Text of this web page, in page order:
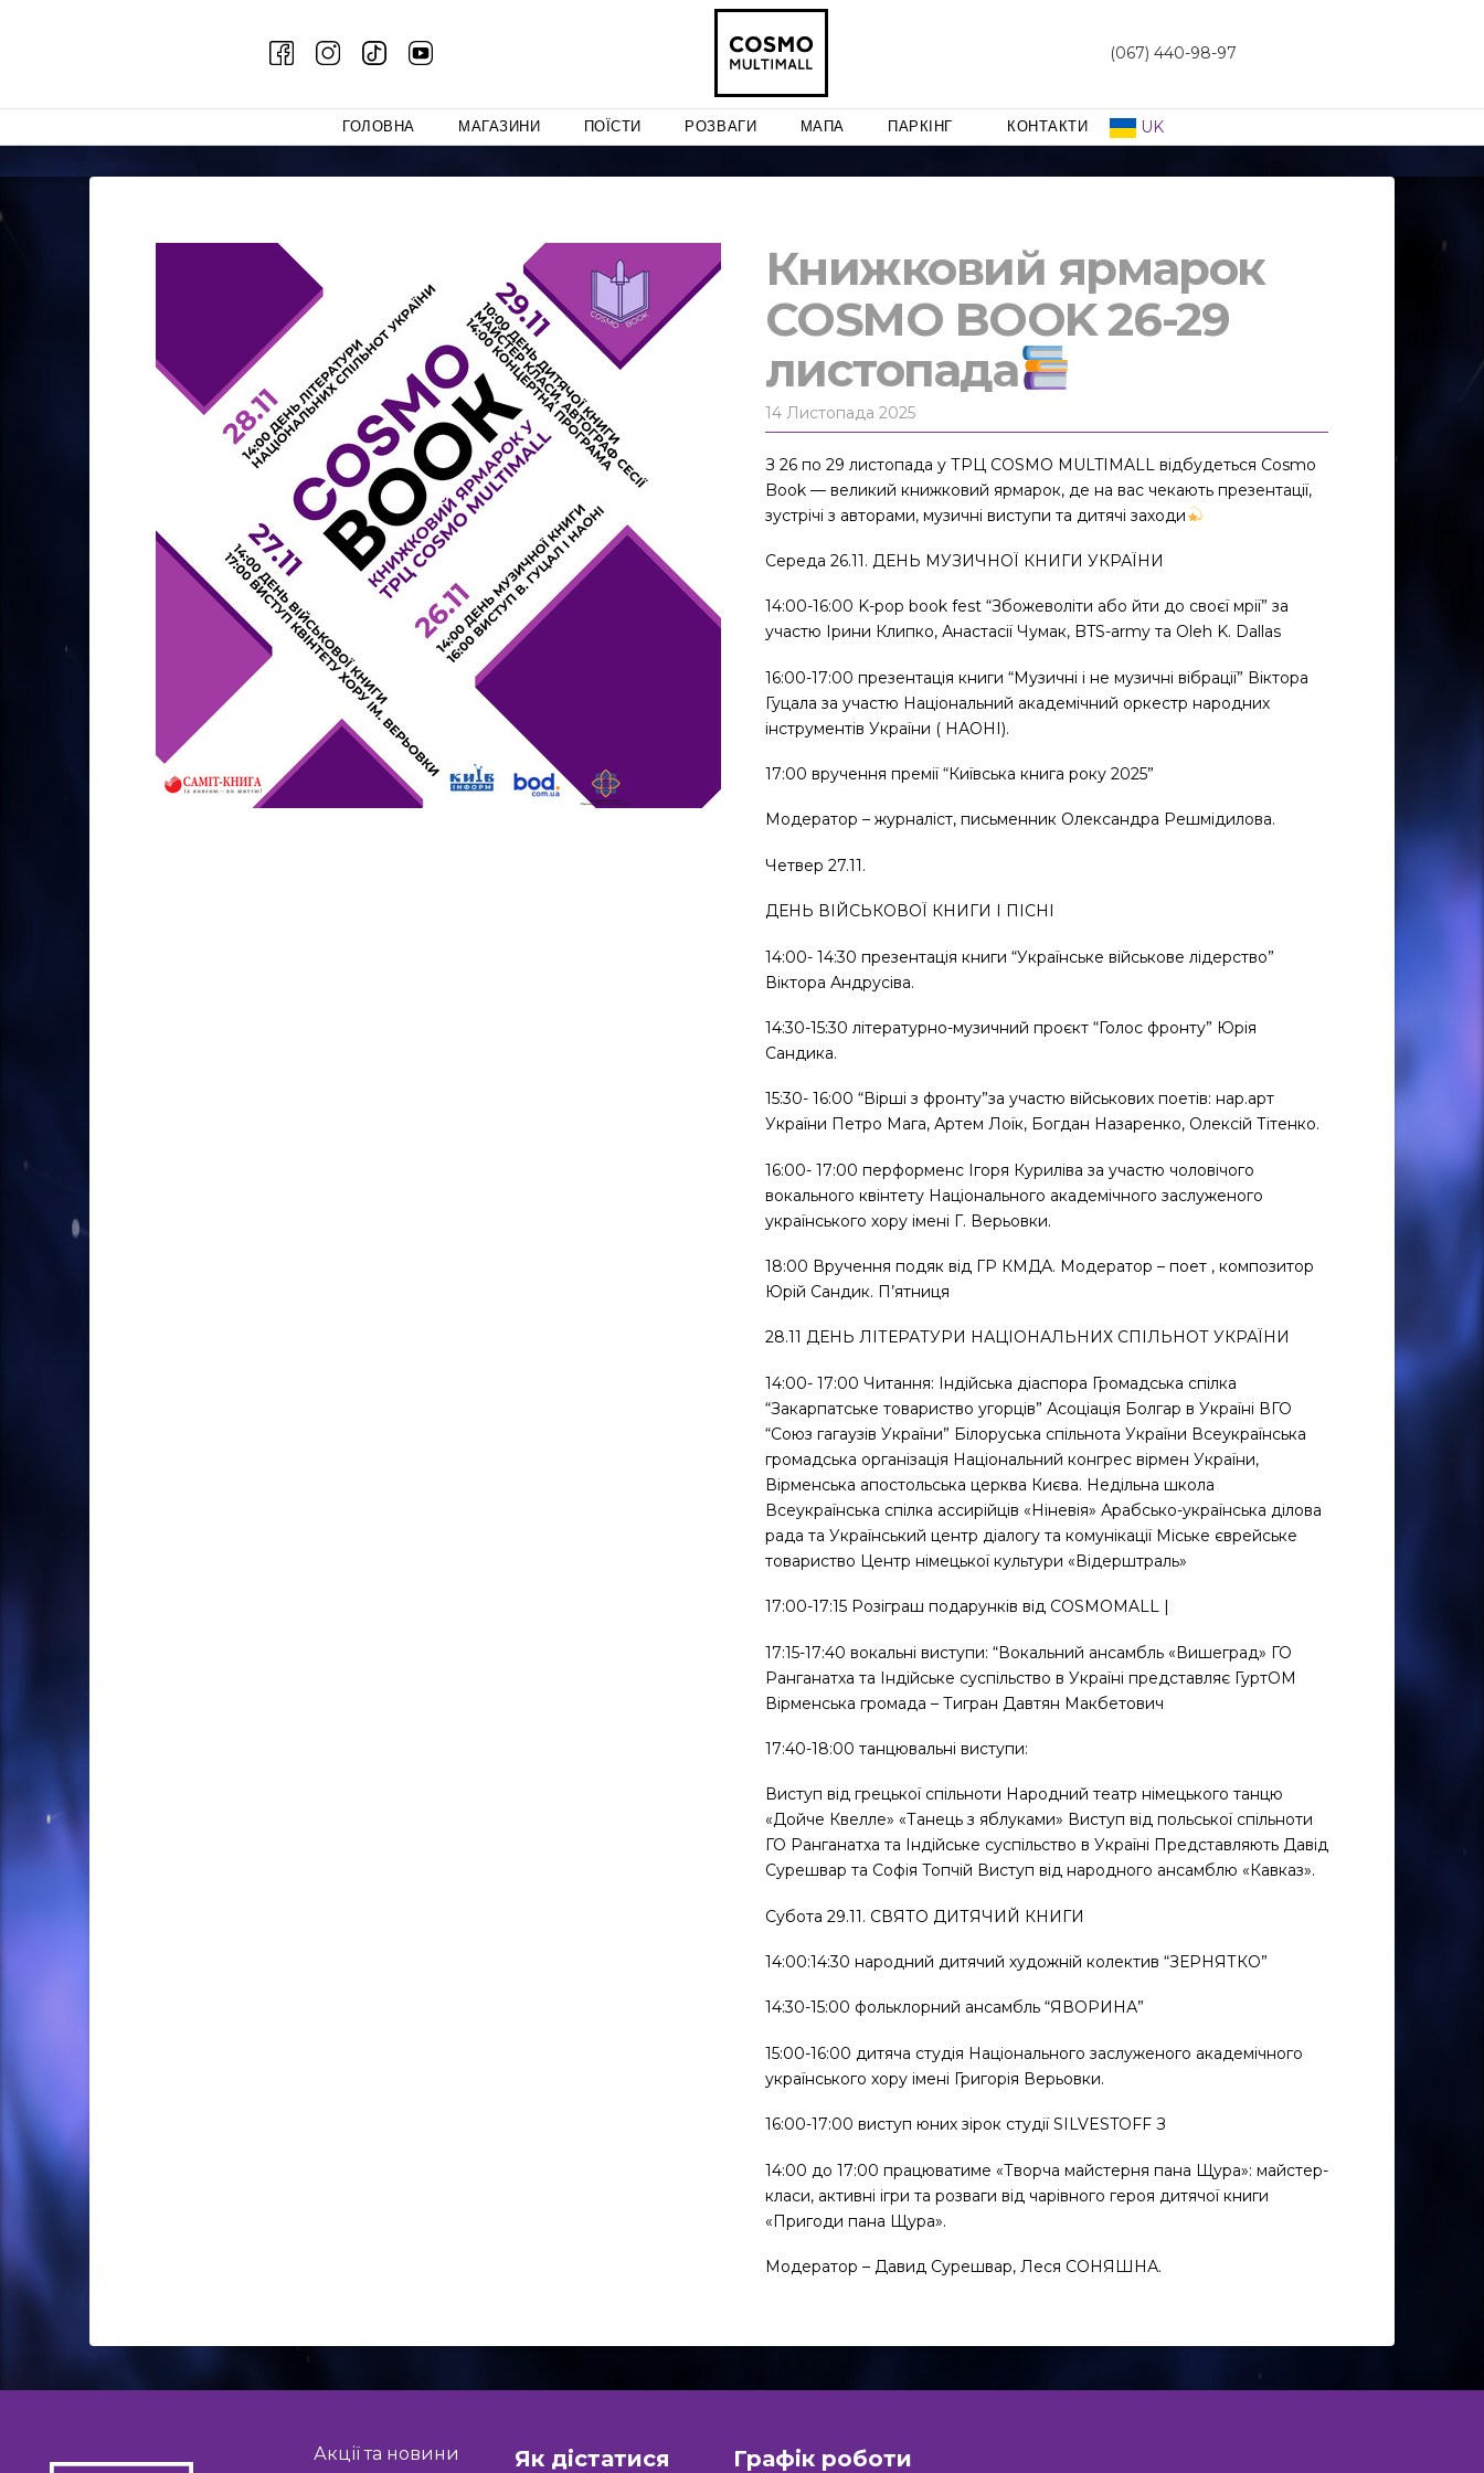
(067) 440-98-97
ГОЛОВНА МАГАЗИНИ ПОЇСТИ РОЗВАГИ МАПА ПАРКІНГ КОНТАКТИ UK
Книжковий ярмарок
COSMO BOOK 26-29
листопада
14 Листопада 2025
З 26 по 29 листопада у ТРЦ COSMO MULTIMALL відбудеться Cosmo
Book — великий книжковий ярмарок, де на вас чекають презентації,
зустрічі з авторами, музичні виступи та дитячі заходи
Середа 26.11. ДЕНЬ МУЗИЧНОЇ КНИГИ УКРАЇНИ
14:00-16:00 K-pop book fest “Збожеволіти або йти до своєї мрії” за
участю Ірини Клипко, Анастасії Чумак, BTS-army та Oleh K. Dallas
16:00-17:00 презентація книги “Музичні і не музичні вібрації” Віктора
Гуцала за участю Національний академічний оркестр народних
інструментів України ( НАОНІ).
17:00 вручення премії “Київська книга року 2025”
Модератор – журналіст, письменник Олександра Решмідилова.
Четвер 27.11.
ДЕНЬ ВІЙСЬКОВОЇ КНИГИ І ПІСНІ
14:00- 14:30 презентація книги “Українське військове лідерство”
Віктора Андрусіва.
14:30-15:30 літературно-музичний проєкт “Голос фронту” Юрія
Сандика.
15:30- 16:00 “Вірші з фронту”за участю військових поетів: нар.арт
України Петро Мага, Артем Лоїк, Богдан Назаренко, Олексій Тітенко.
16:00- 17:00 перформенс Ігоря Куриліва за участю чоловічого
вокального квінтету Національного академічного заслуженого
українського хору імені Г. Верьовки.
18:00 Вручення подяк від ГР КМДА. Модератор – поет , композитор
Юрій Сандик. П’ятниця
28.11 ДЕНЬ ЛІТЕРАТУРИ НАЦІОНАЛЬНИХ СПІЛЬНОТ УКРАЇНИ
14:00- 17:00 Читання: Індійська діаспора Громадська спілка
“Закарпатське товариство угорців” Асоціація Болгар в Україні ВГО
“Союз гагаузів України” Білоруська спільнота України Всеукраїнська
громадська організація Національний конгрес вірмен України,
Вірменська апостольська церква Києва. Недільна школа
Всеукраїнська спілка ассирійців «Ніневія» Арабсько-українська ділова
рада та Український центр діалогу та комунікації Міське єврейське
товариство Центр німецької культури «Відерштраль»
17:00-17:15 Розіграш подарунків від COSMOMALL |
17:15-17:40 вокальні виступи: “Вокальний ансамбль «Вишеград» ГО
Ранганатха та Індійське суспільство в Україні представляє ГуртОМ
Вірменська громада – Тигран Давтян Макбетович
17:40-18:00 танцювальні виступи:
Виступ від грецької спільноти Народний театр німецького танцю
«Дойче Квелле» «Танець з яблуками» Виступ від польської спільноти
ГО Ранганатха та Індійське суспільство в Україні Представляють Давід
Сурешвар та Софія Топчій Виступ від народного ансамблю «Кавказ».
Субота 29.11. СВЯТО ДИТЯЧИЙ КНИГИ
14:00:14:30 народний дитячий художній колектив “ЗЕРНЯТКО”
14:30-15:00 фольклорний ансамбль “ЯВОРИНА”
15:00-16:00 дитяча студія Національного заслуженого академічного
українського хору імені Григорія Верьовки.
16:00-17:00 виступ юних зірок студії SILVESTOFF З
14:00 до 17:00 працюватиме «Творча майстерня пана Щура»: майстер-
класи, активні ігри та розваги від чарівного героя дитячої книги
«Пригоди пана Щура».
Модератор – Давид Сурешвар, Леся СОНЯШНА.
Акції та новини Як дістатися Графік роботи